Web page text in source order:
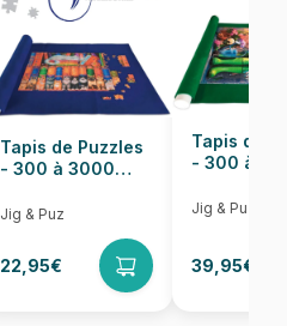
350 pièces
68 x 49 cm
Tapis de Puzzles
- 300 à 3000
Jig & Puz
22,95€
Tapis de
- 300 à
Jig & Puz
39,95€